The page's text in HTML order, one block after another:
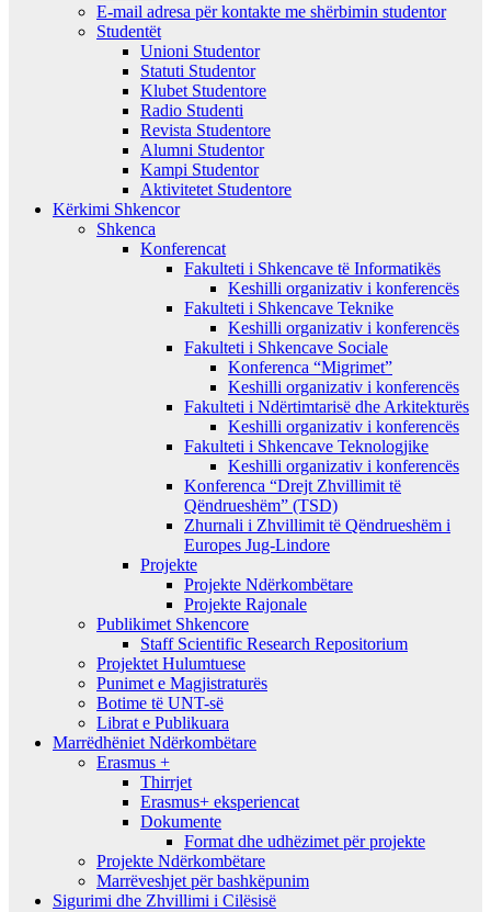
E-mail adresa për kontakte me shërbimin studentor
Studentët
Unioni Studentor
Statuti Studentor
Klubet Studentore
Radio Studenti
Revista Studentore
Alumni Studentor
Kampi Studentor
Aktivitetet Studentore
Kërkimi Shkencor
Shkenca
Konferencat
Fakulteti i Shkencave të Informatikës
Keshilli organizativ i konferencës
Fakulteti i Shkencave Teknike
Keshilli organizativ i konferencës
Fakulteti i Shkencave Sociale
Konferenca “Migrimet”
Keshilli organizativ i konferencës
Fakulteti i Ndërtimtarisë dhe Arkitekturës
Keshilli organizativ i konferencës
Fakulteti i Shkencave Teknologjike
Keshilli organizativ i konferencës
Konferenca “Drejt Zhvillimit të
Qëndrueshëm” (TSD)
Zhurnali i Zhvillimit të Qëndrueshëm i
Europes Jug-Lindore
Projekte
Projekte Ndërkombëtare
Projekte Rajonale
Publikimet Shkencore
Staff Scientific Research Repositorium
Projektet Hulumtuese
Punimet e Magjistraturës
Botime të UNT-së
Librat e Publikuara
Marrëdhëniet Ndërkombëtare
Erasmus +
Thirrjet
Erasmus+ eksperiencat
Dokumente
Format dhe udhëzimet për projekte
Projekte Ndërkombëtare
Marrëveshjet për bashkëpunim
Sigurimi dhe Zhvillimi i Cilësisë